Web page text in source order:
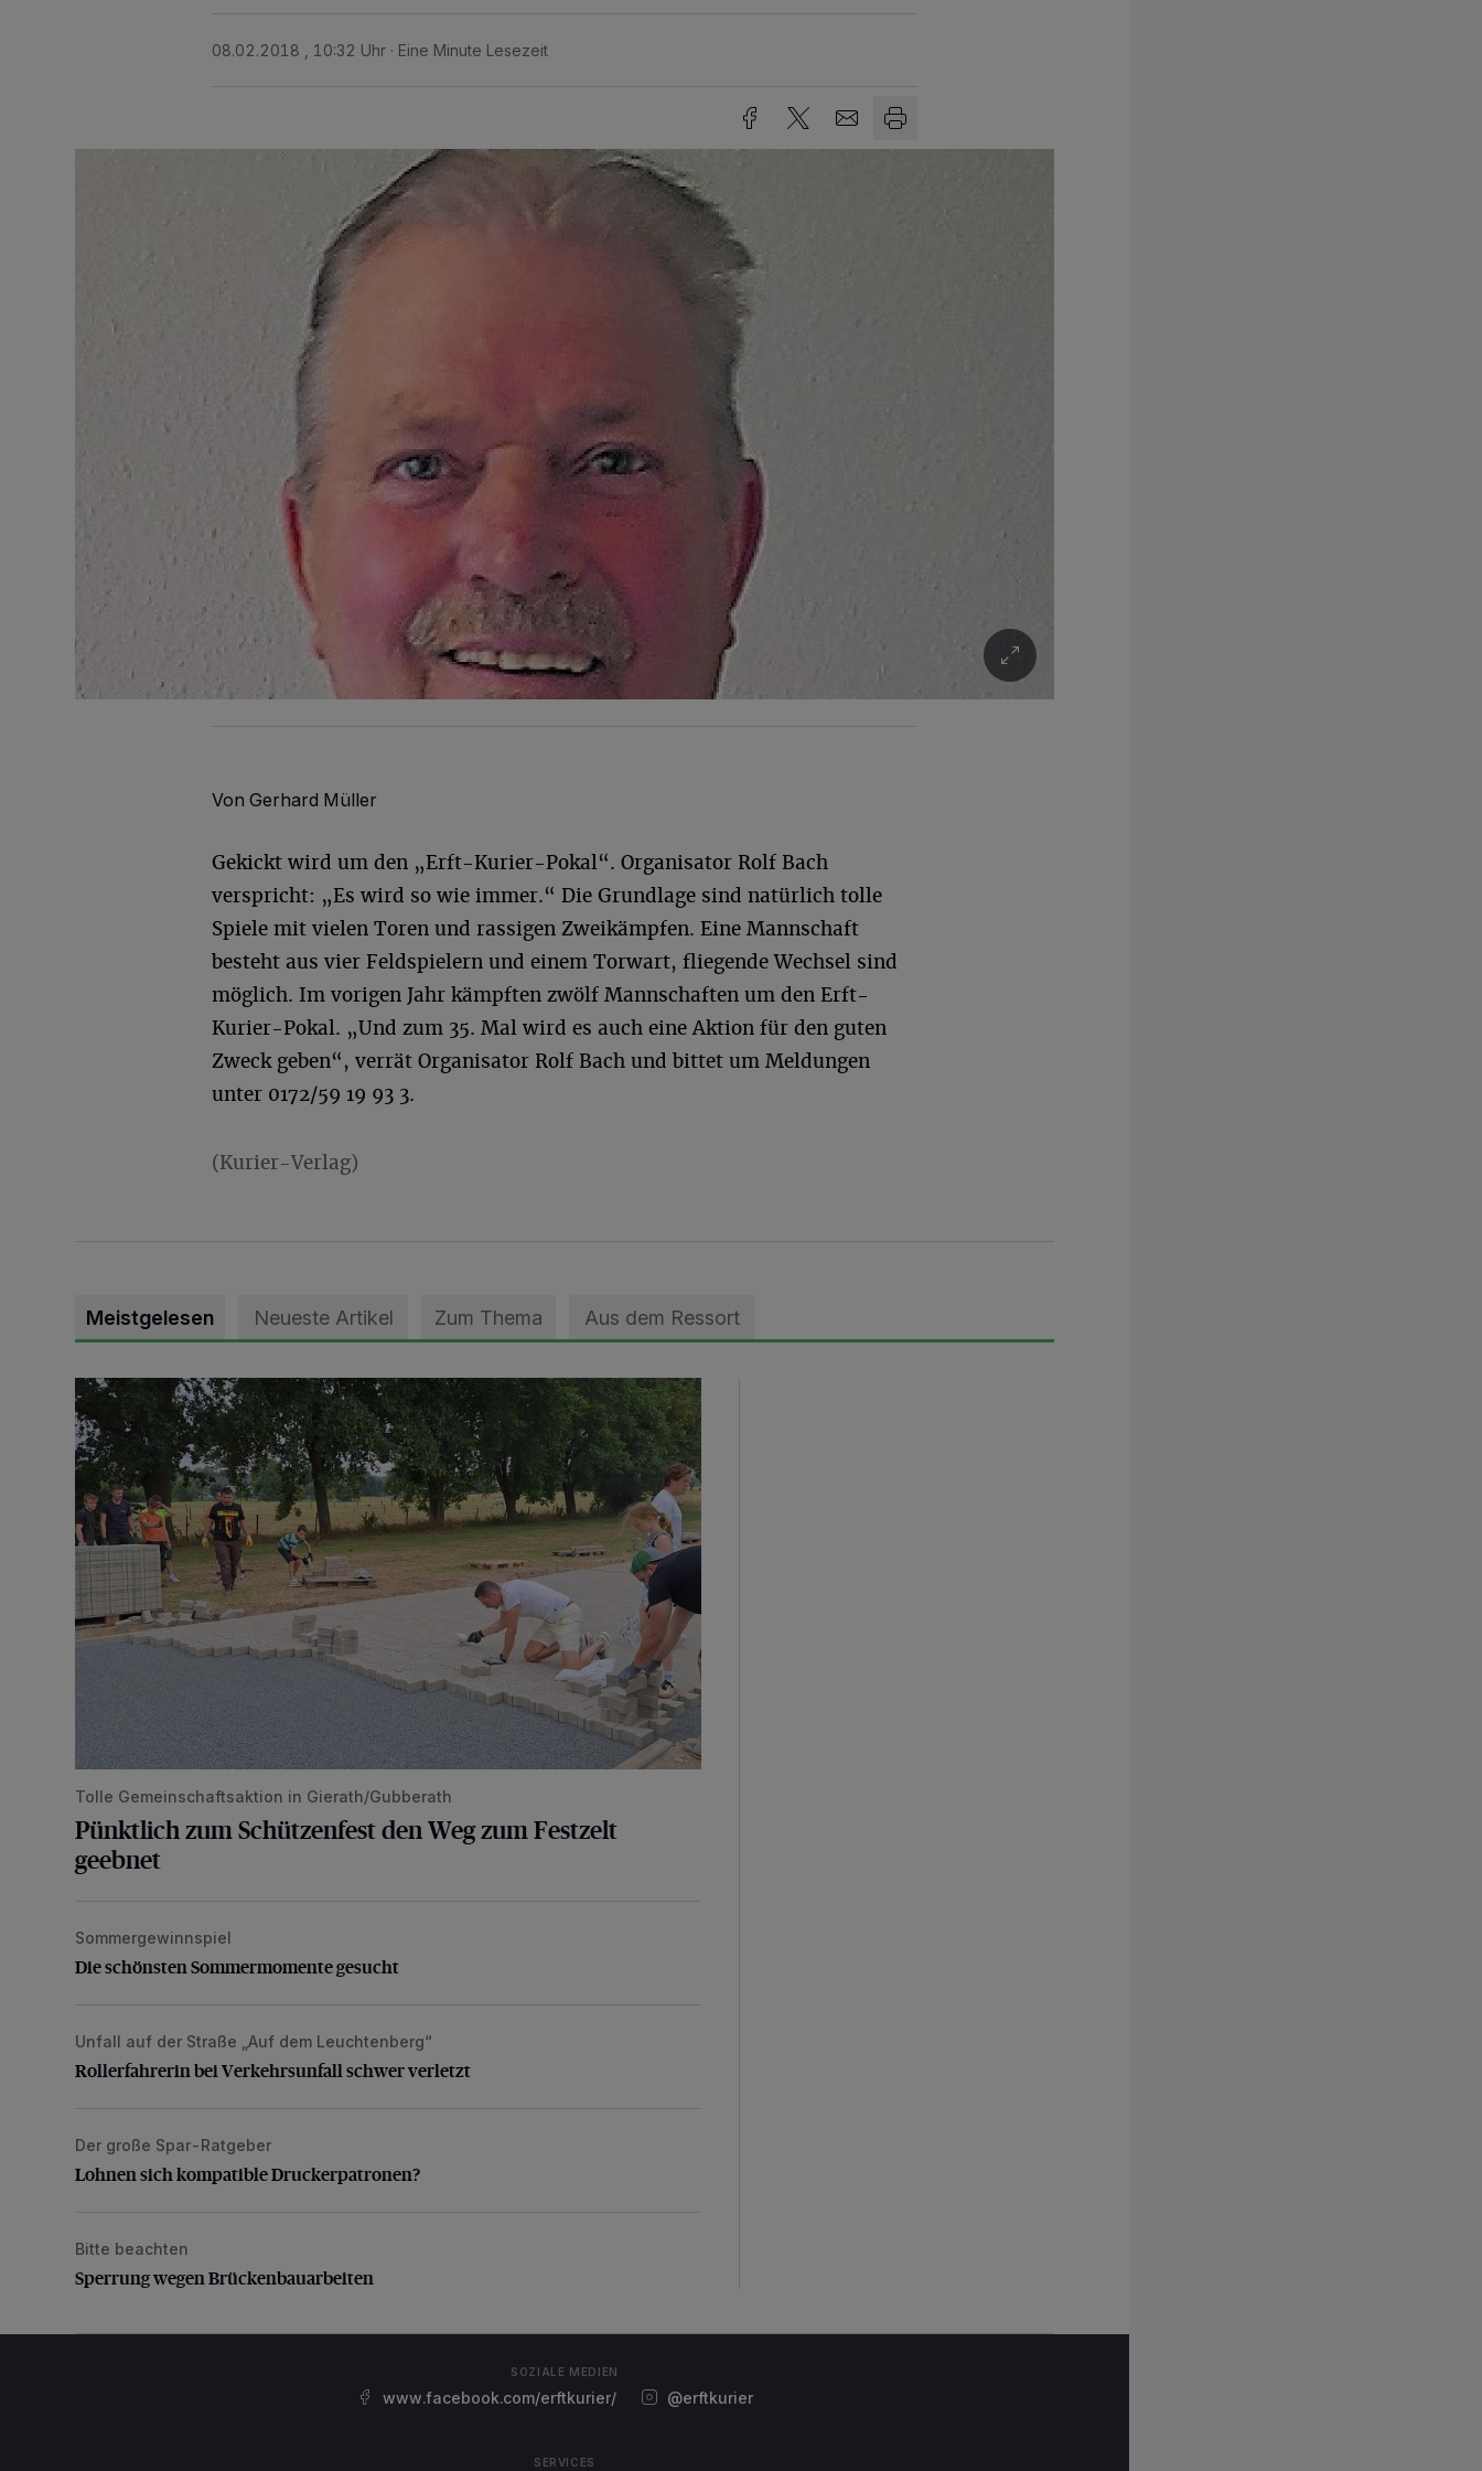
08.02.2018 , 10:32 Uhr Eine Minute Lesezeit
Von Gerhard Müller
Gekickt wird um den „Erft-Kurier-Pokal“. Organisator Rolf Bach
verspricht: „Es wird so wie immer.“ Die Grundlage sind natürlich tolle
Spiele mit vielen Toren und rassigen Zweikämpfen. Eine Mannschaft
besteht aus vier Feldspielern und einem Torwart, fliegende Wechsel sind
möglich. Im vorigen Jahr kämpften zwölf Mannschaften um den Erft-
Kurier-Pokal. „Und zum 35. Mal wird es auch eine Aktion für den guten
Zweck geben“, verrät Organisator Rolf Bach und bittet um Meldungen
unter 0172/59 19 93 3.
(Kurier-Verlag)
Meistgelesen Neueste Artikel Zum Thema Aus dem Ressort
Pünktlich zum Schützenfest den Weg zum Festzelt geebnet
Tolle Gemeinschaftsaktion in Gierath/Gubberath
Pünktlich zum Schützenfest den Weg zum Festzelt
geebnet
Die schönsten Sommermomente gesucht
Sommergewinnspiel
Die schönsten Sommermomente gesucht
Rollerfahrerin bei Verkehrsunfall schwer verletzt
Unfall auf der Straße „Auf dem Leuchtenberg“
Rollerfahrerin bei Verkehrsunfall schwer verletzt
Lohnen sich kompatible Druckerpatronen?
Der große Spar-Ratgeber
Lohnen sich kompatible Druckerpatronen?
Sperrung wegen Brückenbauarbeiten
Bitte beachten
Sperrung wegen Brückenbauarbeiten
SOZIALE MEDIEN
www.facebook.com/erftkurier/ @erftkurier
SERVICES